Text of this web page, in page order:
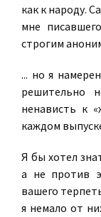
как к народу.
мне
строгим
... но я
решительно
ненависть к
каждом
Я бы хотел
а не против
вашего
я немало от